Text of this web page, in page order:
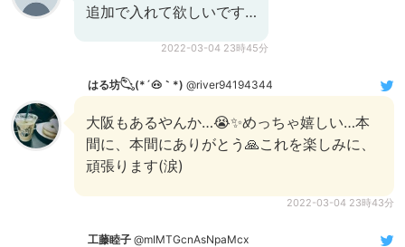
追加で入れて欲しいです…
2022-03-04 23時45分
はる坊𓆡(*´🐽｀*) @river94194344
大阪もあるやんか…😭✨めっちゃ嬉しい…本
間に、本間にありがとう🙏これを楽しみに、
頑張ります(涙)
2022-03-04 23時43分
工藤睦子 @mIMTGcnAsNpaMcx